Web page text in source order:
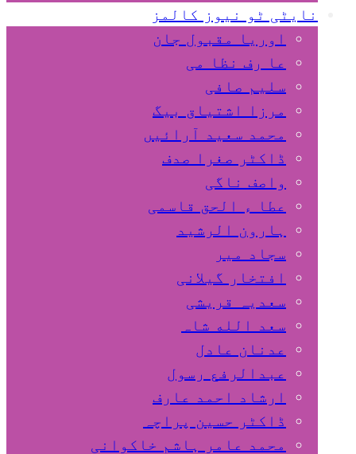
نایٹی ٹو نیوز کالمز
اوریا مقبول جان
عا رف نظا می
سلیم صافی
مرزا اشتیاق بیگ
محمد سعید آرائیں
ڈاکٹر صغرا صدف
واصف ناگی
عطا ء الحق قاسمی
ہارون الرشید
سجاد میر
افتخار گیلانی
سعدیہ قریشی
سعد الله شاہ
عدنان عادل
عبدالرفع رسول
ارشاد احمد عارف
ڈاکٹر حسین پراچہ
محمد عامر ہاشم خاکوانی